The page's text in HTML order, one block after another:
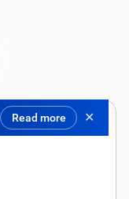
Read more ✕